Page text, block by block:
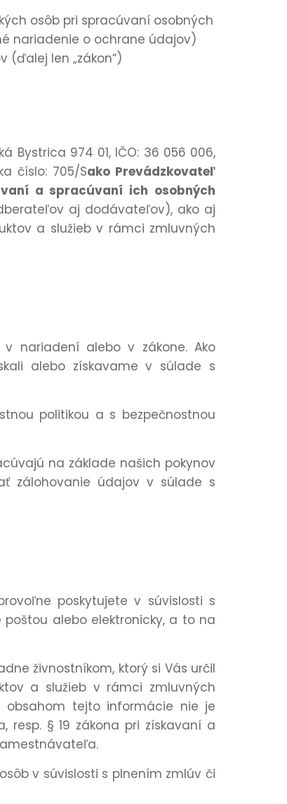
osôb pri spracúvaní osobných
nariadenie o ochrane údajov)
(ďalej len „zákon“)
Bystrica 974 01, IČO: 36 056 006,
číslo: 705/Sako Prevádzkovateľ
a spracúvaní ich osobných
aj dodávateľov), ako aj
a služieb v rámci zmluvných
nariadení alebo v zákone. Ako
alebo získavame v súlade s
politikou a s bezpečnostnou
na základe našich pokynov
zálohovanie údajov v súlade s
poskytujete v súvislosti s
alebo elektronicky, a to na
živnostníkom, ktorý si Vás určil
a služieb v rámci zmluvných
obsahom tejto informácie nie je
§ 19 zákona pri získavaní a
v súvislosti s plnením zmlúv či